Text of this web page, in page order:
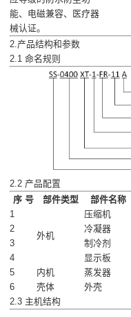
能、电磁兼容、医疗器
械认证。
2.产品结构和参数
2.1 命名规则
2.2 产品配置
序 号
部件类型 部件名称
1
外机
压缩机
2
冷凝器
3
制冷剂
4
显示板
5
内机 蒸发器
6
壳体 外壳
2.3 主机结构